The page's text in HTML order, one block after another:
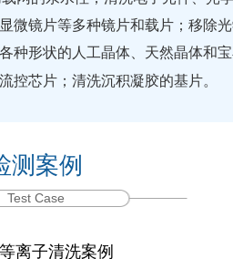
微镜片等多种镜片和载片；移除
种形状的人工晶体、天然晶体和宝
控芯片；清洗沉积凝胶的基片。
测案例
Test Case
等离子清洗案例